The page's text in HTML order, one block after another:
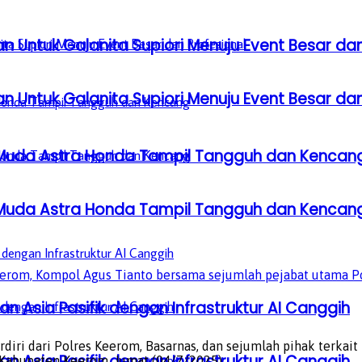
Untuk Galanita Supiori Menuju Event Besar
Astra Honda Tampil Tangguh dan
Asia Pasifik dengan Infrastruktur AI Canggih
Untuk Galanita Supiori Menuju Event Besar
Astra Honda Tampil Tangguh dan
Kompol Agus Tianto bersama sejumlah pejabat utama
dari Polres Keerom, Basarnas, dan sejumlah pihak